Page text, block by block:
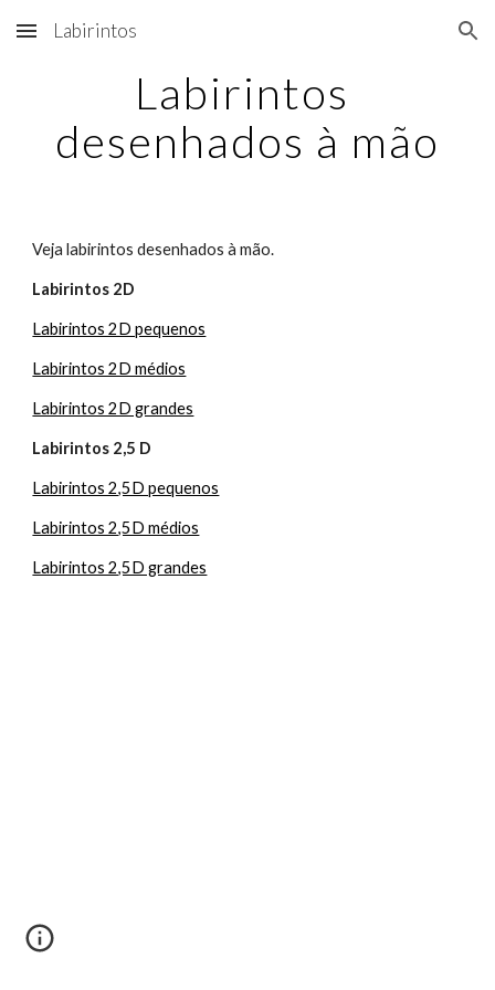
Skip to main content Skip to navigation
Labirintos
Labirintos
desenhados à mão
Veja labirintos desenhados à mão.
Labirintos 2D
Labirintos 2D pequenos
Labirintos 2D médios
Labirintos 2D grandes
Labirintos 2,5 D
Labirintos 2,5D pequenos
Labirintos 2,5D médios
Labirintos 2,5D grandes